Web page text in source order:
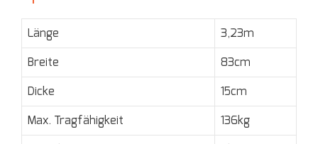
Länge 3,23m
Breite 83cm
Dicke 15cm
Max. Tragfähigkeit 136kg